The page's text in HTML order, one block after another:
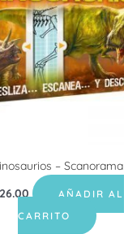
– Scanorama
26.00
AÑADIR AL
CARRITO